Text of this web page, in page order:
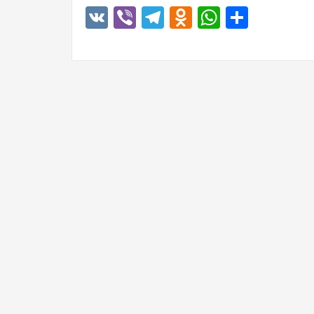
VK ViberTelegramWhatsApp